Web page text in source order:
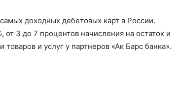
доходных дебетовых карт в России.
от 3 до 7 процентов начисления на остаток и
и услуг у партнеров «Ак Барс банка».